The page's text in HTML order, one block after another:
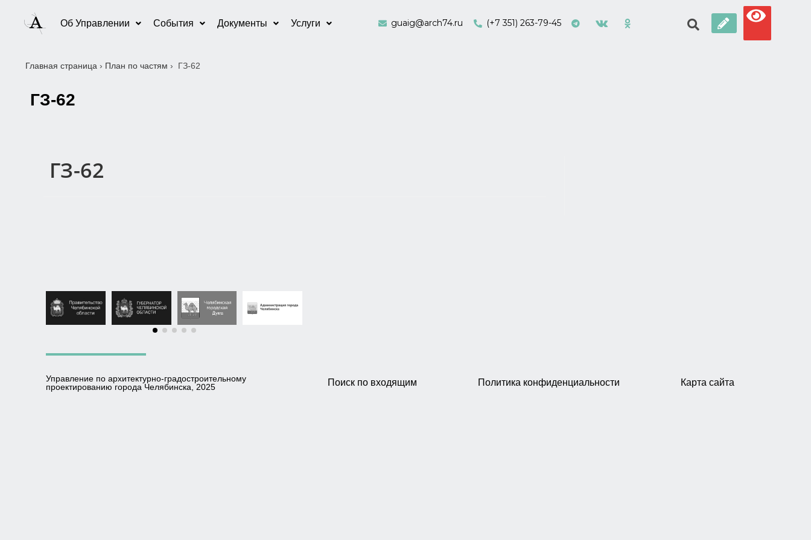
Об Управлении События Документы Услуги guaig@arch74.ru (+7 351) 263-79-45
Главная страница › План по частям › ГЗ-62
ГЗ-62
ГЗ-62
Управление по архитектурно-градостроительному
проектированию города Челябинска, 2025
Поиск по входящим Политика конфиденциальности Карта сайта